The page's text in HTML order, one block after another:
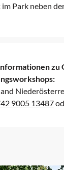
im Park neben
zu
9005 13487